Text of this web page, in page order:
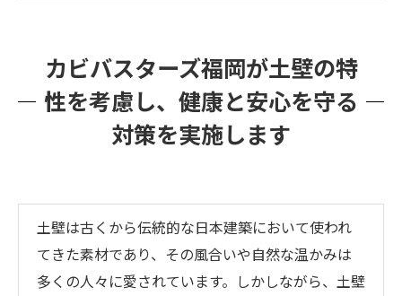
カビバスターズ福岡が土壁の特
性を考慮し、健康と安心を守る
対策を実施します
土壁は古くから伝統的な日本建築において使われ
てきた素材であり、その風合いや自然な温かみは
多くの人々に愛されています。しかしながら、土壁